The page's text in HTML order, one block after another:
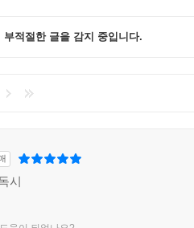
부적절한 글을 감지 중입니다.
시